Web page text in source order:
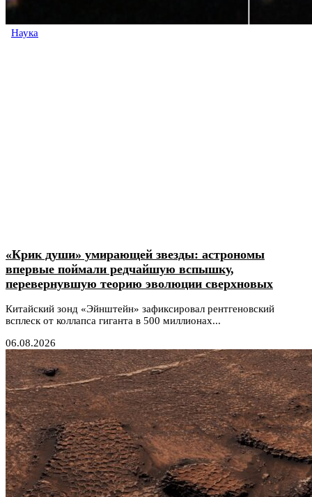
Наука
«Крик души» умирающей звезды: астрономы
впервые поймали редчайшую вспышку,
перевернувшую теорию эволюции сверхновых
Китайский зонд «Эйнштейн» зафиксировал рентгеновский
всплеск от коллапса гиганта в 500 миллионах...
06.08.2026